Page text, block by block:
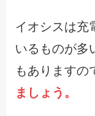
イオシスは充
いるものが多
もありますの
ましょう。